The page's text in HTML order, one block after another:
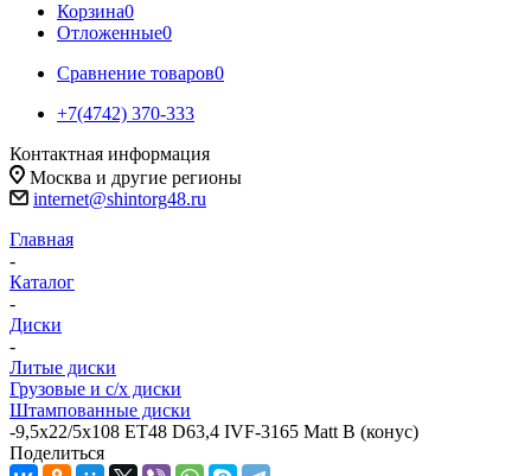
Корзина0
Отложенные0
Сравнение товаров0
+7(4742) 370-333
Контактная информация
Москва и другие регионы
internet@shintorg48.ru
Главная
-
Каталог
-
Диски
-
Литые диски
Грузовые и с/х диски
Штампованные диски
-9,5x22/5x108 ET48 D63,4 IVF-3165 Matt B (конус)
Поделиться